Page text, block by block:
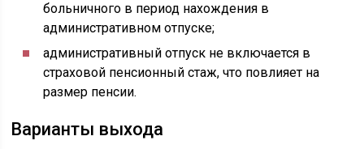
больничного в период нахождения в
административном отпуске;
административный отпуск не включается в
страховой пенсионный стаж, что повлияет на
размер пенсии.
Варианты выхода